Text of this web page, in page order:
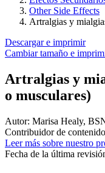
Other Side Effects
Artralgias y
Descargar e imprimir
Cambiar tamaño e
Artralgias y
o musculares)
Autor: Marisa Healy,
Contribuidor de
Leer más sobre nuestro
Fecha de la última